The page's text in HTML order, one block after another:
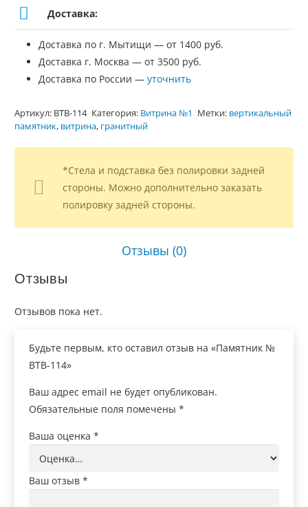
Доставка:
Доставка по г. Мытищи — от 1400 руб.
Доставка г. Москва — от 3500 руб.
Доставка по России — уточнить
Артикул: ВТВ-114 Категория: Витрина №1 Метки: вертикальный
памятник, витрина, гранитный
*Стела и подставка без полировки задней
стороны. Можно дополнительно заказать
полировку задней стороны.
Отзывы (0)
Отзывы
Отзывов пока нет.
Будьте первым, кто оставил отзыв на «Памятник №
ВТВ-114»
Ваш адрес email не будет опубликован.
Обязательные поля помечены *
Ваша оценка *
Ваш отзыв *